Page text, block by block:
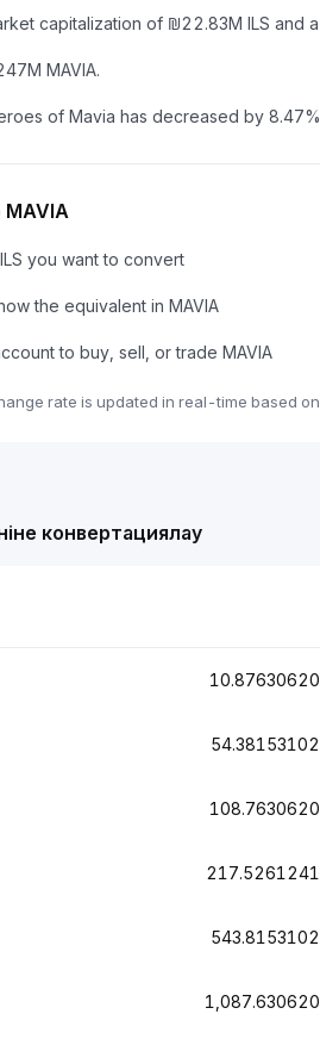
capitalization of ₪22.83M ILS and
MAVIA.
of Mavia has decreased by
MAVIA
you want to convert
the equivalent in MAVIA
to buy, sell, or trade MAVIA
rate is updated in real-time based
конвертациялау